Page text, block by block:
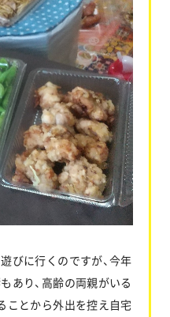
びに行くのですが、今年
あり、高齢の両親がいる
ことから外出を控え自宅
協力業者公募